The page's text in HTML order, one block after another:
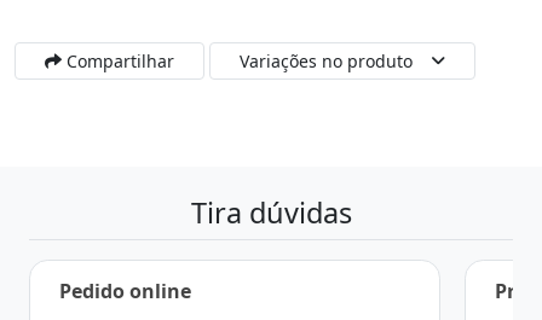
Compartilhar Variações no produto
Tira dúvidas
Pedido online